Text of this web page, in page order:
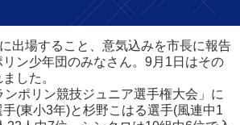
出場すること、意気込みを市長に報告
リン少年団のみなさん。9月1日はその
した。
ンポリン競技ジュニア選手権大会」に
(東小3年)と杉野こはる選手(風連中1